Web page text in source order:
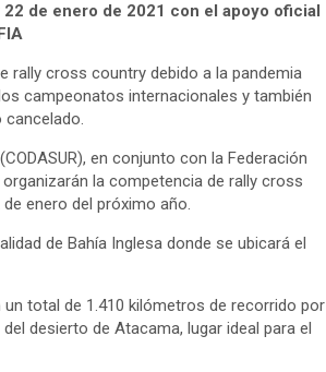
de enero de 2021 con el apoyo oficial
rally cross country debido a la pandemia
campeonatos internacionales y también
cancelado.
en conjunto con la Federación
la competencia de rally cross
enero del próximo año.
de Bahía Inglesa donde se ubicará el
total de 1.410 kilómetros de recorrido por
desierto de Atacama, lugar ideal para el